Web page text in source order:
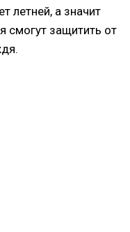
летней, а значит
смогут защитить от